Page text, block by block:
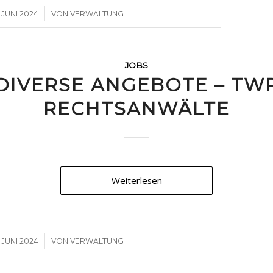
JUNI 2024
/ VONVERWALTUNG
JOBS
ANGEBOTE –
RECHTSANWÄLTE
Weiterlesen
JUNI 2024
/ VONVERWALTUNG